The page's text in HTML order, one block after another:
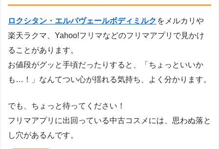
ロクシタン・エルバヴェールボディミルク をメルカリや
楽天ラクマ、Yahoo!フリマなどのフリマアプリで見かけ
ることがあります。
お値段がグッと手頃だったりすると、「ちょっといいか
も…！」なんてつい心が揺れる気持ち、よく分かります。
でも、ちょっと待ってください！
フリマアプリに出回っている中古コスメには、思わぬ落と
し穴があるんです。